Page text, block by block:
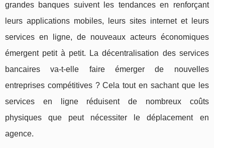
grandes banques suivent les tendances en renforçant
leurs applications mobiles, leurs sites internet et leurs
services en ligne, de nouveaux acteurs économiques
émergent petit à petit. La décentralisation des services
bancaires va-t-elle faire émerger de nouvelles
entreprises compétitives ? Cela tout en sachant que les
services en ligne réduisent de nombreux coûts
physiques que peut nécessiter le déplacement en
agence.